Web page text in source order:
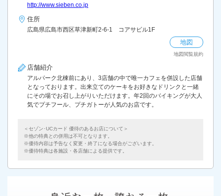
http://www.sieben.co.jp
住所
広島県広島市西区草津新町2-6-1 コアサビル1F
地図
地図閲覧規約
店舗紹介
アルパーク北棟前にあり、3店舗の中で唯一カフェを併設した店舗
となっております。出来立てのケーキをお好きなドリンクと一緒
にその場でお召し上がりいただけます。年2回のバイキングが大人
気でプチフール、プチガトーが人気のお店です。
＜セゾン･UCカード 優待のあるお店について＞
他の特典との併用は不可となります。
優待内容は予告なく変更・終了になる場合がございます。
優待特典は各施設・各店舗による提供です。